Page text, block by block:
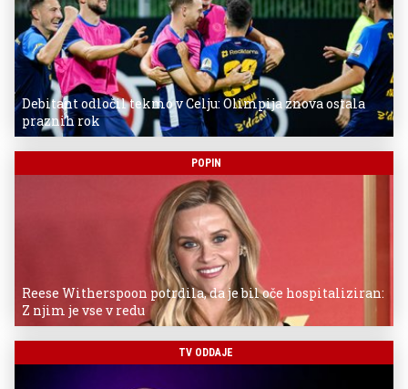
Debitant odločil tekmo v Celju: Olimpija znova ostala
praznih rok
POPIN
Reese Witherspoon potrdila, da je bil oče hospitaliziran:
Z njim je vse v redu
TV ODDAJE